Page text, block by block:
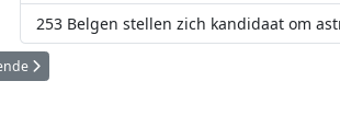
253 Belgen stellen zich kandidaat om
Vermeulen is terug op 'Aarde'
artikel: Brussel verwelkomt het Europees Space